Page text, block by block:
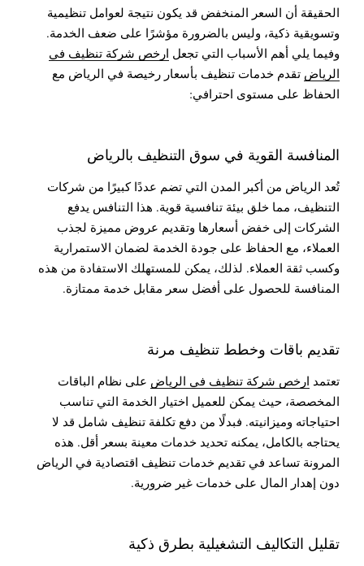
الحقيقة أن السعر المنخفض قد يكون نتيجة لعوامل تنظيمية
وتسويقية ذكية، وليس بالضرورة مؤشرًا على ضعف الخدمة.
وفيما يلي أهم الأسباب التي تجعل ارخص شركة تنظيف في
الرياض تقدم خدمات تنظيف بأسعار رخيصة في الرياض مع
الحفاظ على مستوى احترافي:
المنافسة القوية في سوق التنظيف بالرياض
تُعد الرياض من أكبر المدن التي تضم عددًا كبيرًا من شركات
التنظيف، مما خلق بيئة تنافسية قوية. هذا التنافس يدفع
الشركات إلى خفض أسعارها وتقديم عروض مميزة لجذب
العملاء، مع الحفاظ على جودة الخدمة لضمان الاستمرارية
وكسب ثقة العملاء. لذلك، يمكن للمستهلك الاستفادة من هذه
المنافسة للحصول على أفضل سعر مقابل خدمة ممتازة.
تقديم باقات وخطط تنظيف مرنة
تعتمد ارخص شركة تنظيف في الرياض على نظام الباقات
المخصصة، حيث يمكن للعميل اختيار الخدمة التي تناسب
احتياجاته وميزانيته. فبدلًا من دفع تكلفة تنظيف شامل قد لا
يحتاجه بالكامل، يمكنه تحديد خدمات معينة بسعر أقل. هذه
المرونة تساعد في تقديم خدمات تنظيف اقتصادية في الرياض
دون إهدار المال على خدمات غير ضرورية.
تقليل التكاليف التشغيلية بطرق ذكية